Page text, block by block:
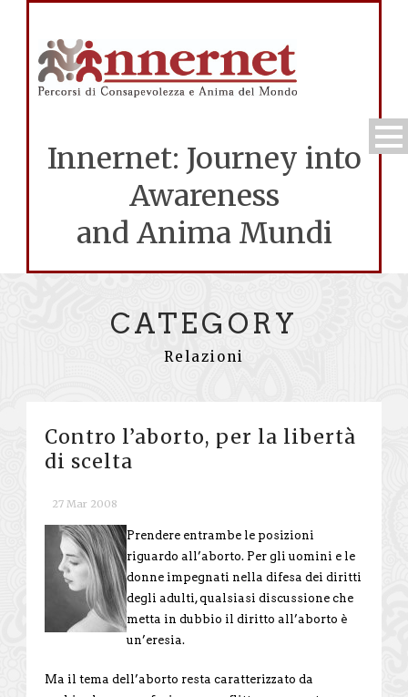
Innernet: Journey into
Awareness
and Anima Mundi
CATEGORY
Relazioni
Contro l’aborto, per la libertà
di scelta
27 Mar 2008
Prendere entrambe le posizioni
riguardo all’aborto. Per gli uomini e le
donne impegnati nella difesa dei diritti
degli adulti, qualsiasi discussione che
metta in dubbio il diritto all’aborto è
un’eresia.
Ma il tema dell’aborto resta caratterizzato da